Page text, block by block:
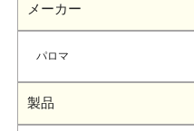
メーカー
パロマ
製品